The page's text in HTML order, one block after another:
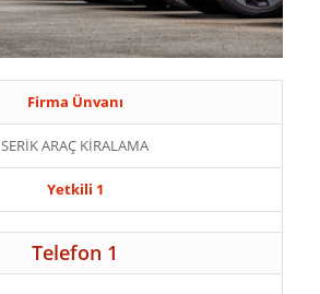
Firma Ünvanı
SERİK ARAÇ KİRALAMA
Yetkili 1
Telefon 1